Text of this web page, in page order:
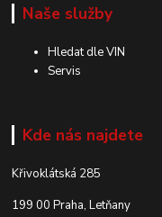
Naše služby
Hledat dle VIN
Servis
Kde nás najdete
Křivoklátská 285
199 00 Praha, Letňany